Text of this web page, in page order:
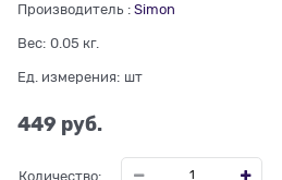
Производитель : Simon
Вес: 0.05 кг.
Ед. измерения: шт
449 руб.
Количество: